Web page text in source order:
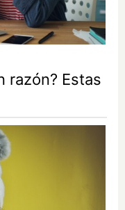
razón? Estas